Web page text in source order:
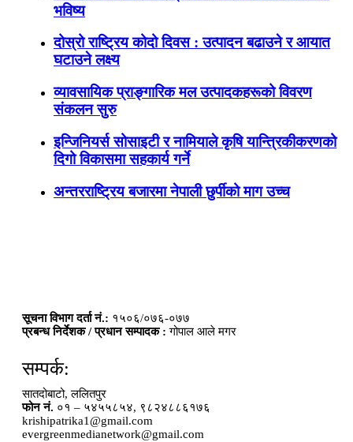
भविष्य
दोस्रो राष्ट्रिय कोदो दिवस : उत्पादन बढाउने र आयात
घटाउने लक्ष्य
व्यावसायिक प्राङ्गारिक मल उत्पादकहरूको विवरण
संकलन सुरु
इन्जिनियर्स सोसाइटी र नामियाले कृषि यान्त्रिकीकरणको
दिगो विकासमा सहकार्य गर्ने
अन्तरराष्ट्रिय बजारमा नेपाली छुर्पीको माग उच्च
सूचना विभाग दर्ता नं.: १५०६/०७६-०७७
प्रबन्ध निर्देशक / प्रधान सम्पादक : गोपाल आले मगर
सम्पर्क:
सातदोबाटो, ललितपुर
फोन नं. ०१ – ५४५५८५४, ९८२४८८६१७६
krishipatrika1@gmail.com
evergreenmedianetwork@gmail.com